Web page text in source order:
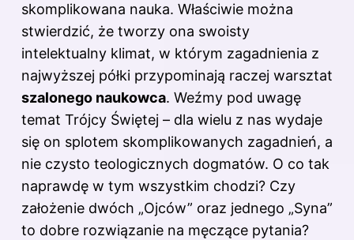
skomplikowana nauka. Właściwie można
stwierdzić, że tworzy ona swoisty
intelektualny klimat, w którym zagadnienia z
najwyższej półki przypominają raczej warsztat
szalonego naukowca. Weźmy pod uwagę
temat Trójcy Świętej – dla wielu z nas wydaje
się on splotem skomplikowanych zagadnień, a
nie czysto teologicznych dogmatów. O co tak
naprawdę w tym wszystkim chodzi? Czy
założenie dwóch „Ojców” oraz jednego „Syna”
to dobre rozwiązanie na męczące pytania?